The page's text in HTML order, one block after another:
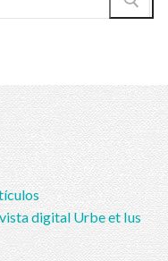
digital Urbe et Ius